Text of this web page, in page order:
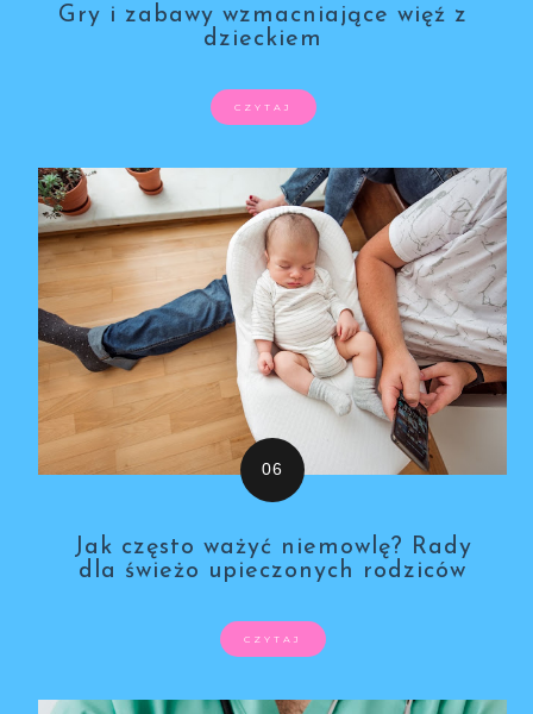
Gry i zabawy wzmacniające więź z
dzieckiem
CZYTAJ
Jak często ważyć niemowlę? Rady
dla świeżo upieczonych rodziców
CZYTAJ